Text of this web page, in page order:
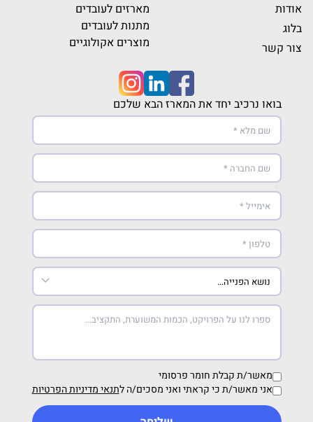
אודות
בלוג
צור קשר
מארזים לעובדים
מתנות לעובדים
מוצרים אקולוגיים
בואו נרכיב יחד את המארז הבא שלכם
מאשר/ת קבלת חומר פרסומי
אני מאשר/ת כי קראתי ואני מסכים/ה לתנאי מדיניות הפרטיות